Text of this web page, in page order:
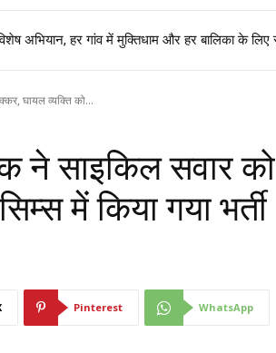
बूंद पानी को तरसे..!! ग्रामीण बोले- अगर मौत हुई तो
हर गांव में मुक्तिधाम और हर बालिका के लिए
घायल व्यक्ति को...
ने साइकिल सवार को
में किया गया भर्ती
Pinterest WhatsApp